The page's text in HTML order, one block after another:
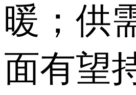
暖；供
面有望